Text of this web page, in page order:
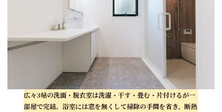
広々3帖の洗面・脱衣室は洗濯・干す・畳む・片付けるが一
部屋で完結。浴室には窓を無くして掃除の手間を省き、断熱